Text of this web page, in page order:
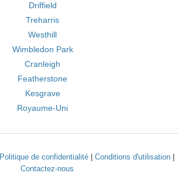
Driffield
Treharris
Westhill
Wimbledon Park
Cranleigh
Featherstone
Kesgrave
Royaume-Uni
Politique de confidentialité| Conditions d'utilisation|
Contactez-nous